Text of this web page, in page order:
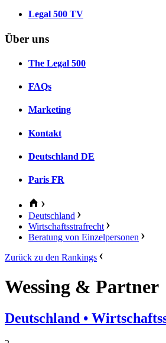
Legal 500 TV
Über uns
The Legal 500
FAQs
Marketing
Kontakt
Deutschland DE
Paris FR
Deutschland
Wirtschaftsstrafrecht
Beratung von Einzelpersonen
Zurück zu den Rankings
Wessing & Partner
Deutschland •